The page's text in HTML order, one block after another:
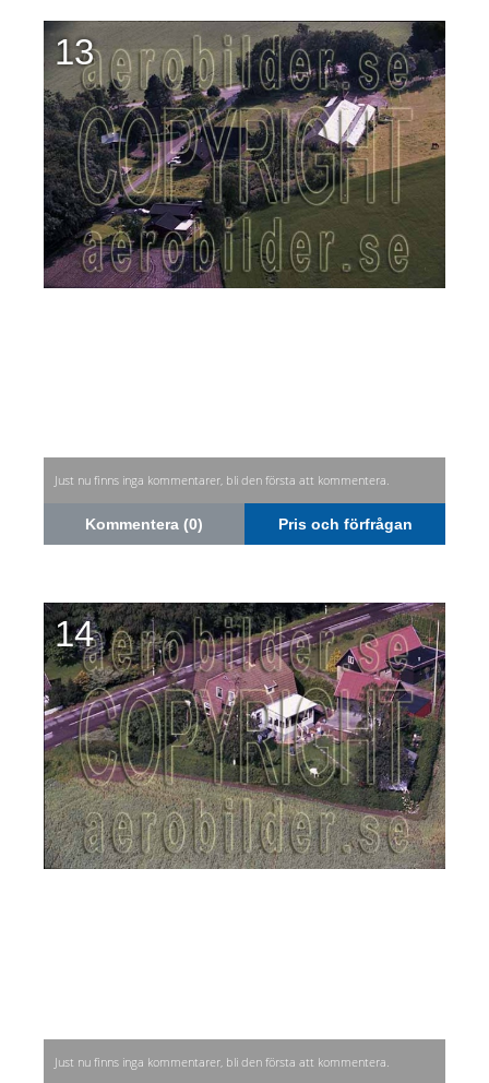
13
Just nu finns inga kommentarer, bli den första att kommentera.
Kommentera (0) Pris och förfrågan
14
Just nu finns inga kommentarer, bli den första att kommentera.